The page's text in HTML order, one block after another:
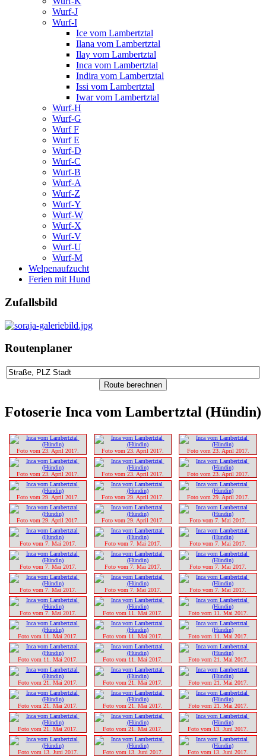
Wurf-J
Wurf-I
Ice vom Lambertztal
Ilana vom Lambertztal
Ilay vom Lambertztal
Inca vom Lambertztal
Indira vom Lambertztal
Issi vom Lambertztal
Iwar vom Lambertztal
Wurf-H
Wurf-G
Wurf F
Wurf E
Wurf-D
Wurf-C
Wurf-B
Wurf-A
Wurf-Z
Wurf-Y
Wurf-W
Wurf-X
Wurf-V
Wurf-U
Wurf-M
Welpenaufzucht
Ferien mit Hund
Zufallsbild
Routenplaner
Fotoserie Inca vom Lambertztal (Hündin)
Foto vom 23. April 2017. Foto vom 23. April 2017. Foto vom 23. April 2017.
Foto vom 23. April 2017. Foto vom 23. April 2017. Foto vom 23. April 2017.
Foto vom 29. April 2017. Foto vom 29. April 2017. Foto vom 29. April 2017.
Foto vom 29. April 2017. Foto vom 29. April 2017. Foto vom 7. Mai 2017.
Foto vom 7. Mai 2017. Foto vom 7. Mai 2017. Foto vom 7. Mai 2017.
Foto vom 7. Mai 2017. Foto vom 7. Mai 2017. Foto vom 7. Mai 2017.
Foto vom 7. Mai 2017. Foto vom 7. Mai 2017. Foto vom 7. Mai 2017.
Foto vom 7. Mai 2017. Foto vom 11. Mai 2017. Foto vom 11. Mai 2017.
Foto vom 11. Mai 2017. Foto vom 11. Mai 2017. Foto vom 11. Mai 2017.
Foto vom 11. Mai 2017. Foto vom 11. Mai 2017. Foto vom 21. Mai 2017.
Foto vom 21. Mai 2017. Foto vom 21. Mai 2017. Foto vom 21. Mai 2017.
Foto vom 21. Mai 2017. Foto vom 21. Mai 2017. Foto vom 21. Mai 2017.
Foto vom 21. Mai 2017. Foto vom 21. Mai 2017. Foto vom 13. Juni 2017.
Foto vom 13. Juni 2017. Foto vom 13. Juni 2017. Foto vom 13. Juni 2017.